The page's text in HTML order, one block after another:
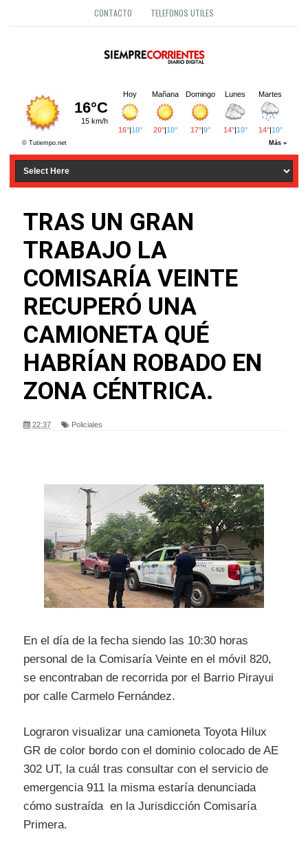
CONTACTO TELEFONOS UTILES
TRAS UN GRAN
TRABAJO LA
COMISARÍA VEINTE
RECUPERÓ UNA
CAMIONETA QUÉ
HABRÍAN ROBADO EN
ZONA CÉNTRICA.
22:37 Policiales
En el día de la fecha siendo las 10:30 horas
personal de la Comisaría Veinte en el móvil 820,
se encontraban de recorrida por el Barrio Pirayui
por calle Carmelo Fernández.
Lograron visualizar una camioneta Toyota Hilux
GR de color bordo con el dominio colocado de AE
302 UT, la cuál tras consultar con el servicio de
emergencia 911 la misma estaría denunciada
cómo sustraída en la Jurisdicción Comisaría
Primera.